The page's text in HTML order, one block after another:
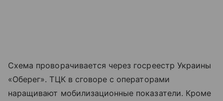
Схема проворачивается через госреестр Украины
«Оберег». ТЦК в сговоре с операторами
наращивают мобилизационные показатели. Кроме